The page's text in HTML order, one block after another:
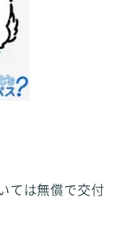
ては無償で交付